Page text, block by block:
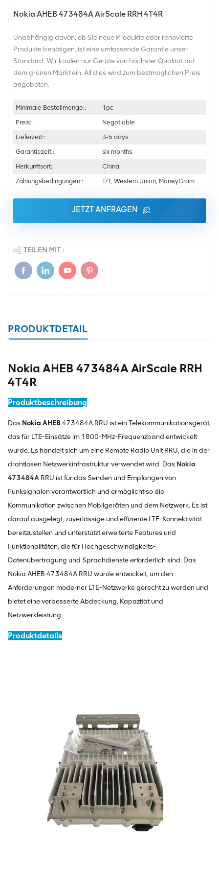
Nokia AHEB 473484A AirScale RRH 4T4R
Unabhängig davon, ob Sie neue Produkte oder renovierte
Produkte benötigen, ist eine umfassende Garantie unser
Standard. Wir kaufen nur Geräte von höchster Qualität auf
dem grünen Markt ein. All dies wird zum bestmöglichen Preis
angeboten.
Minimale Bestellmenge::
1pc
Preis::
Negotiable
Lieferzeit::
3-5 days
Garantiezeit::
six months
Herkunftsort::
China
Zahlungsbedingungen::
T/T, Western Union, MoneyGram
JETZT ANFRAGEN
TEILEN MIT :
PRODUKTDETAIL
Nokia AHEB 473484A AirScale RRH
4T4R
Produktbeschreibung
Das Nokia AHEB473484A RRU ist ein Telekommunikationsgerät,
das für LTE-Einsätze im 1800-MHz-Frequenzband entwickelt
wurde. Es handelt sich um eine Remote Radio Unit RRU, die in der
drahtlosen Netzwerkinfrastruktur verwendet wird. Das Nokia
473484A RRU ist für das Senden und Empfangen von
Funksignalen verantwortlich und ermöglicht so die
Kommunikation zwischen Mobilgeräten und dem Netzwerk. Es ist
darauf ausgelegt, zuverlässige und effiziente LTE-Konnektivität
bereitzustellen und unterstützt erweiterte Features und
Funktionalitäten, die für Hochgeschwindigkeits-
Datenübertragung und Sprachdienste erforderlich sind. Das
Nokia AHEB 473484A RRU wurde entwickelt, um den
Anforderungen moderner LTE-Netzwerke gerecht zu werden und
bietet eine verbesserte Abdeckung, Kapazität und
Netzwerkleistung.
Produktdetails